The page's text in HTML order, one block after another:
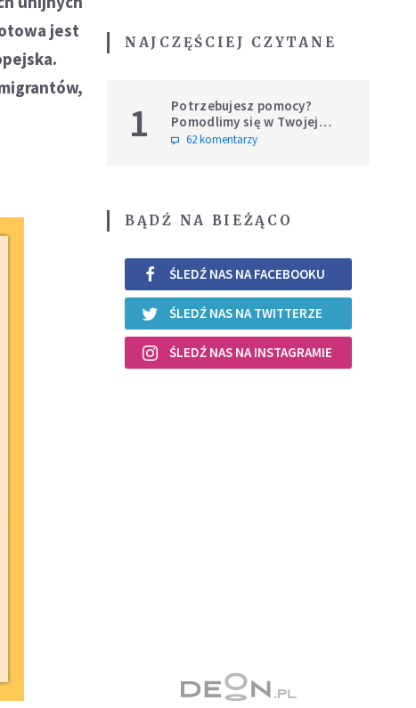
jest
NAJCZĘŚCIEJ CZYTANE
1
Potrzebujesz pomocy?
Pomodlimy się w Twojej
intencji
62 komentarzy
BĄDŹ NA BIEŻĄCO
ŚLEDŹ NAS NA FACEBOOKU
ŚLEDŹ NAS NA TWITTERZE
ŚLEDŹ NAS NA INSTAGRAMIE